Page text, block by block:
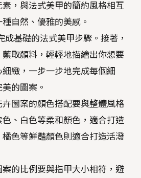
，與法式美甲的簡約風格相互
自然、優雅的美感。
成基礎的法式美甲步驟。接著，
取顏料，輕輕地描繪出你想要
緻，一步一步地完成每個細
的圖案。
卉圖案的顏色搭配要與整體風格
、白色等柔和顏色，適合打造
色等鮮豔顏色則適合打造活潑
案的比例要與指甲大小相符，避